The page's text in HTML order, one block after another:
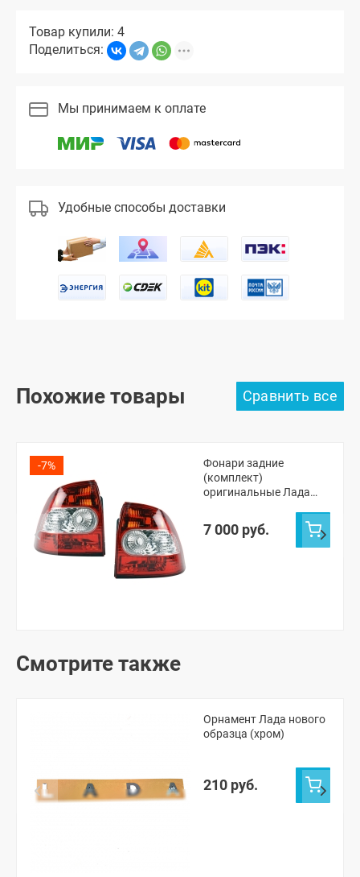
Товар купили: 4
Поделиться:
Мы принимаем к оплате
Удобные способы доставки
Похожие товары
-7%
Фонари задние
(комплект)
оригинальные Лада
7 000 руб.
Смотрите также
Орнамент Лада нового
образца (хром)
210 руб.